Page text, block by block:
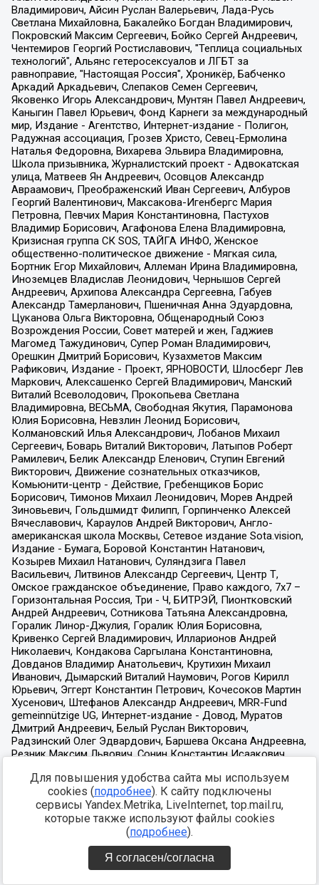
Для повышения удобства сайта мы используем
cookies (подробнее). К сайту подключены
сервисы Yandex.Metrika, LiveInternet, top.mail.ru,
которые также используют файлы cookies
(подробнее).
Я согласен/согласна